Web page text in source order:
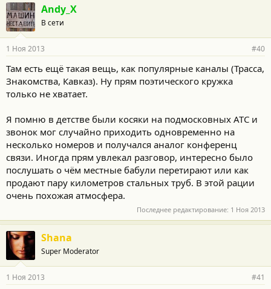
:
Andy_X
В сети
1 Ноя 2013 #40
Там есть ещё такая вещь, как популярные каналы (Трасса,
Знакомства, Кавказ). Ну прям поэтического кружка
только не хватает.
Я помню в детстве были косяки на подмосковных АТС и
звонок мог случайно приходить одновременно на
несколько номеров и получался аналог конференц
связи. Иногда прям увлекал разговор, интересно было
послушать о чём местные бабули перетирают или как
продают пару километров стальных труб. В этой рации
очень похожая атмосфера.
Последнее редактирование: 1 Ноя 2013
Shana
Super Moderator
1 Ноя 2013 #41